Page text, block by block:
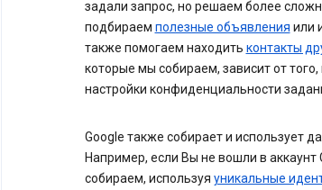
задали запрос, но решаем более
подбираем полезные объявления или
также помогаем находить контакты
которые мы собираем, зависит от
настройки конфиденциальности
Google также собирает и использует
Например, если Вы не вошли в
собираем, используя уникальные